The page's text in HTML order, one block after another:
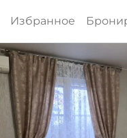
Избранное